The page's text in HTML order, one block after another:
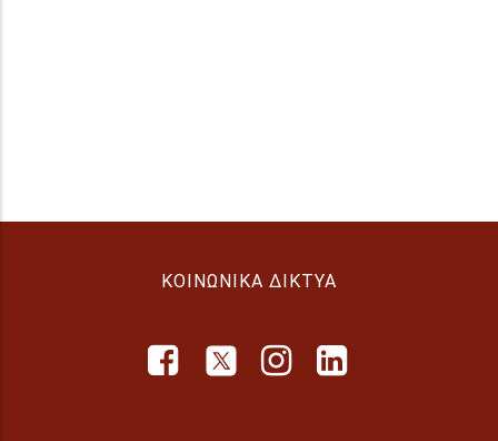
ΚΟΙΝΩΝΙΚΆ ΔΊΚΤΥΑ